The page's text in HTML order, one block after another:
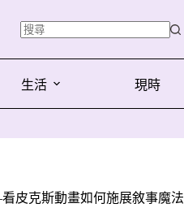
生活 現時
皮克斯動畫如何施展敘事魔法